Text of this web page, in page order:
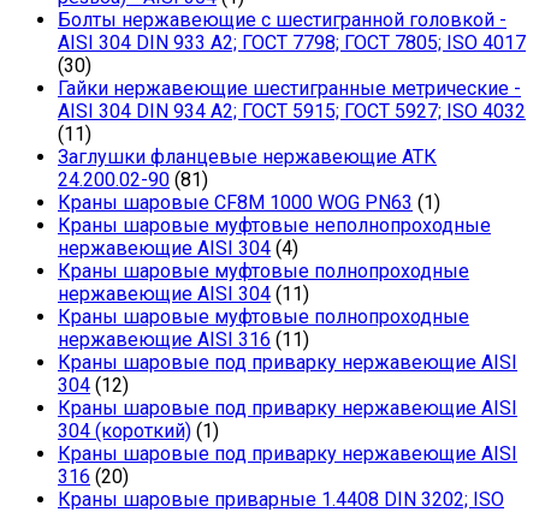
Болты нержавеющие с шестигранной головкой -
AISI 304 DIN 933 A2; ГОСТ 7798; ГОСТ 7805; ISO 4017
(30)
Гайки нержавеющие шестигранные метрические -
AISI 304 DIN 934 А2; ГОСТ 5915; ГОСТ 5927; ISO 4032
(11)
Заглушки фланцевые нержавеющие АТК
24.200.02-90 (81)
Краны шаровые CF8M 1000 WOG PN63 (1)
Краны шаровые муфтовые неполнопроходные
нержавеющие AISI 304 (4)
Краны шаровые муфтовые полнопроходные
нержавеющие AISI 304 (11)
Краны шаровые муфтовые полнопроходные
нержавеющие AISI 316 (11)
Краны шаровые под приварку нержавеющие AISI
304 (12)
Краны шаровые под приварку нержавеющие AISI
304 (короткий) (1)
Краны шаровые под приварку нержавеющие AISI
316 (20)
Краны шаровые приварные 1.4408 DIN 3202; ISO